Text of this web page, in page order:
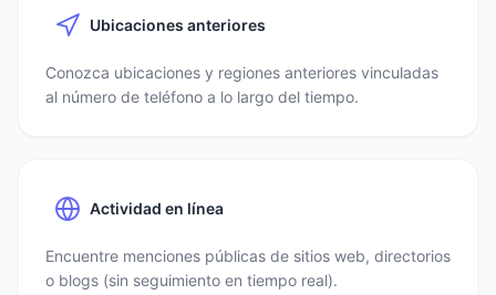
Ubicaciones anteriores
Conozca ubicaciones y regiones anteriores vinculadas
al número de teléfono a lo largo del tiempo.
Actividad en línea
Encuentre menciones públicas de sitios web, directorios
o blogs (sin seguimiento en tiempo real).